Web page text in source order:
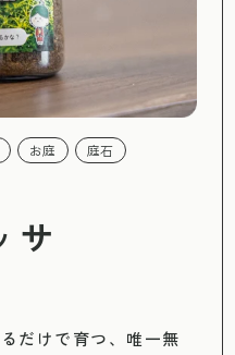
お庭
庭石
サ
だけで育つ、唯一無